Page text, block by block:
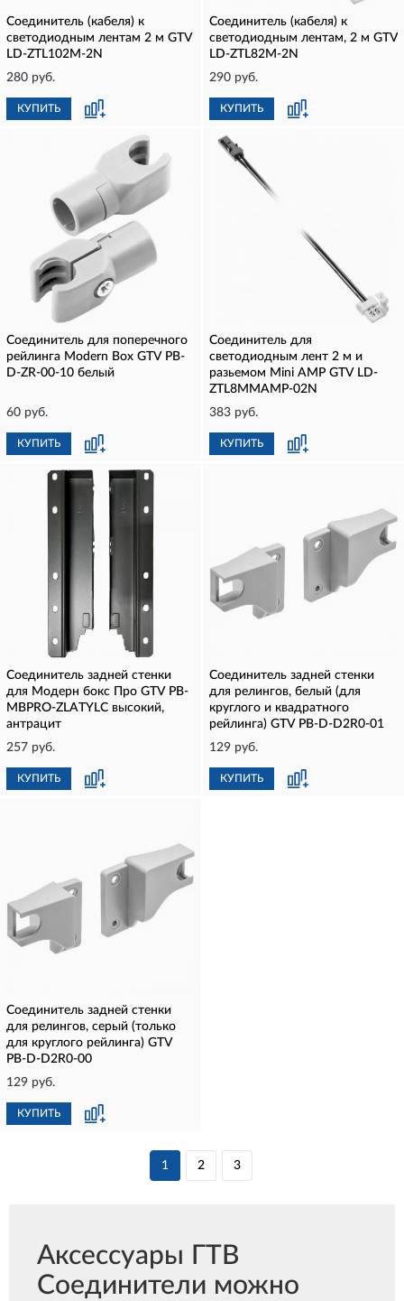
Соединитель (кабеля) к
светодиодным лентам 2 м GTV
LD-ZTL102M-2N
280 руб.
КУПИТЬ
Соединитель (кабеля) к
светодиодным лентам, 2 м GTV
LD-ZTL82M-2N
290 руб.
КУПИТЬ
Соединитель для поперечного
рейлинга Modern Box GTV PB-
D-ZR-00-10 белый
60 руб.
КУПИТЬ
Соединитель для
светодиодным лент 2 м и
разьемом Mini AMP GTV LD-
ZTL8MMAMP-02N
383 руб.
КУПИТЬ
Соединитель задней стенки
для Модерн бокс Про GTV PB-
MBPRO-ZLATYLC высокий,
антрацит
257 руб.
КУПИТЬ
Соединитель задней стенки
для релингов, белый (для
круглого и квадратного
рейлинга) GTV PB-D-D2R0-01
129 руб.
КУПИТЬ
Соединитель задней стенки
для релингов, серый (только
для круглого рейлинга) GTV
PB-D-D2R0-00
129 руб.
КУПИТЬ
1 2 3
Аксессуары ГТВ
Соединители можно